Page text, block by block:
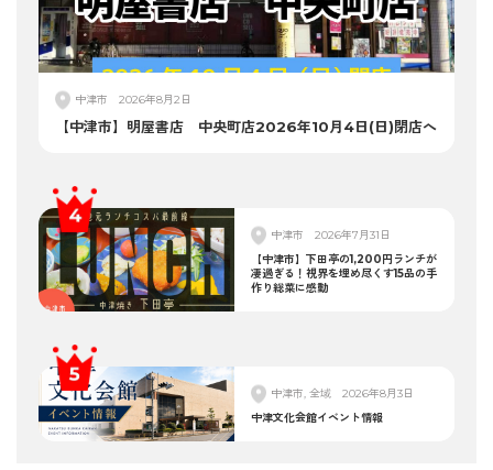
中津市 2026年8月2日
【中津市】明屋書店 中央町店2026年10月4日(日)閉店へ
中津市
2026年7月31日
【中津市】下田亭の1,200円ランチが
凄過ぎる！視界を埋め尽くす15品の手
作り総菜に感動
中津市, 全域
2026年8月3日
中津文化会館イベント情報